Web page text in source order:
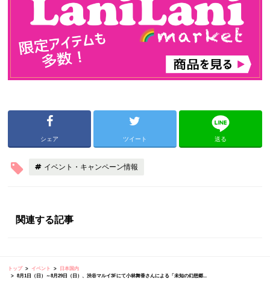
シェア ツイート 送る
イベント・キャンペーン情報
関連する記事
トップ イベント
日本国内
8月1日（日）～8月29日（日）、渋谷マルイ3Fにて小林舞香さんによる「未知の幻想郷...